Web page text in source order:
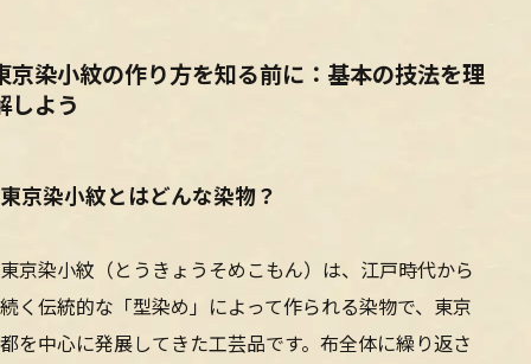
京染小紋の作り方を知る前に：基本の技法を理
しよう
東京染小紋とはどんな染物？
東京染小紋（とうきょうそめこもん）は、江戸時代から
続く伝統的な「型染め」によって作られる染物で、東京
都を中心に発展してきた工芸品です。布全体に繰り返さ